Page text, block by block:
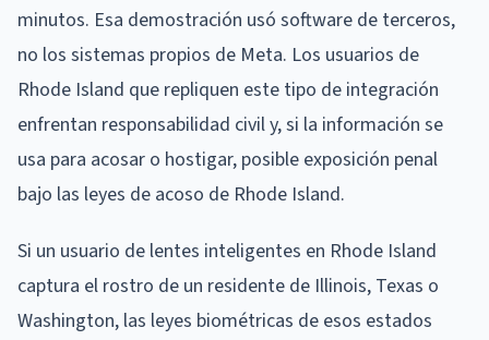
minutos. Esa demostración usó software de terceros,
no los sistemas propios de Meta. Los usuarios de
Rhode Island que repliquen este tipo de integración
enfrentan responsabilidad civil y, si la información se
usa para acosar o hostigar, posible exposición penal
bajo las leyes de acoso de Rhode Island.
Si un usuario de lentes inteligentes en Rhode Island
captura el rostro de un residente de Illinois, Texas o
Washington, las leyes biométricas de esos estados